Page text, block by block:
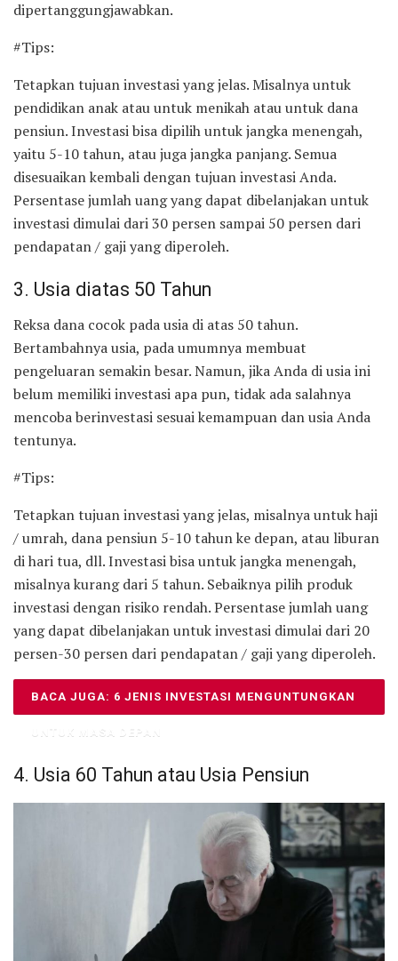
dipertanggungjawabkan.
#Tips:
Tetapkan tujuan investasi yang jelas. Misalnya untuk
pendidikan anak atau untuk menikah atau untuk dana
pensiun. Investasi bisa dipilih untuk jangka menengah,
yaitu 5-10 tahun, atau juga jangka panjang. Semua
disesuaikan kembali dengan tujuan investasi Anda.
Persentase jumlah uang yang dapat dibelanjakan untuk
investasi dimulai dari 30 persen sampai 50 persen dari
pendapatan / gaji yang diperoleh.
3. Usia diatas 50 Tahun
Reksa dana cocok pada usia di atas 50 tahun.
Bertambahnya usia, pada umumnya membuat
pengeluaran semakin besar. Namun, jika Anda di usia ini
belum memiliki investasi apa pun, tidak ada salahnya
mencoba berinvestasi sesuai kemampuan dan usia Anda
tentunya.
#Tips:
Tetapkan tujuan investasi yang jelas, misalnya untuk haji
/ umrah, dana pensiun 5-10 tahun ke depan, atau liburan
di hari tua, dll. Investasi bisa untuk jangka menengah,
misalnya kurang dari 5 tahun. Sebaiknya pilih produk
investasi dengan risiko rendah. Persentase jumlah uang
yang dapat dibelanjakan untuk investasi dimulai dari 20
persen-30 persen dari pendapatan / gaji yang diperoleh.
BACA JUGA: 6 JENIS INVESTASI MENGUNTUNGKAN
UNTUK MASA DEPAN
4. Usia 60 Tahun atau Usia Pensiun